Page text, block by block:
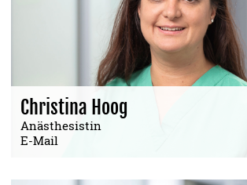
Christina Hoog
Anästhesistin
E-Mail